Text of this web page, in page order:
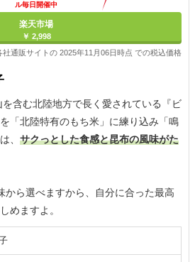
ル毎日開催中
楽天市場
￥ 2,998
通販サイトの 2025年11月06日時点 での税込価格
含む北陸地方で長く愛されている『ビ
「北陸特有のもち米」に練り込み「鳴
、 サクっとした食感と昆布の風味がた
から選べますから、自分に合った最高
めますよ。